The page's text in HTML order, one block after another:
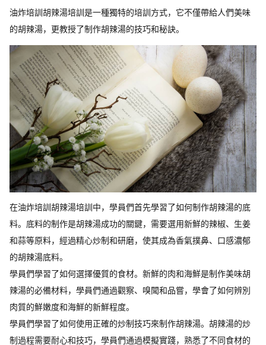
油炸培訓胡辣湯培訓是一種獨特的培訓方式，它不僅帶給人們美味
的胡辣湯，更教授了制作胡辣湯的技巧和秘訣。
在油炸培訓胡辣湯培訓中，學員們首先學習了如何制作胡辣湯的底
料。底料的制作是胡辣湯成功的關鍵，需要選用新鮮的辣椒、生姜
和蒜等原料，經過精心炒制和研磨，使其成為香氣撲鼻、口感濃郁
的胡辣湯底料。
學員們學習了如何選擇優質的食材。新鮮的肉和海鮮是制作美味胡
辣湯的必備材料，學員們通過觀察、嗅聞和品嘗，學會了如何辨別
肉質的鮮嫩度和海鮮的新鮮程度。
學員們學習了如何使用正確的炒制技巧來制作胡辣湯。胡辣湯的炒
制過程需要耐心和技巧，學員們通過模擬實踐，熟悉了不同食材的